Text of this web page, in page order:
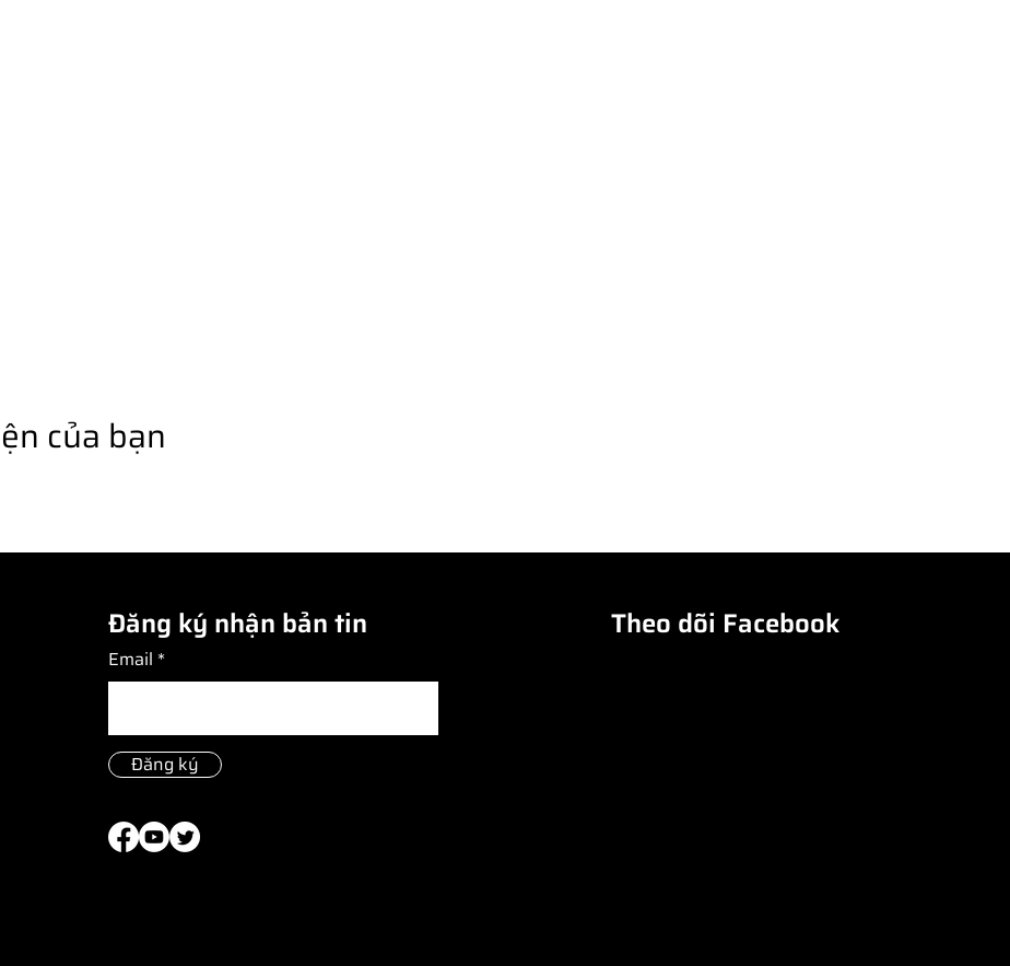
của bạn
Đăng ký nhận bản tin
Email
Đăng ký
Theo dõi Facebook